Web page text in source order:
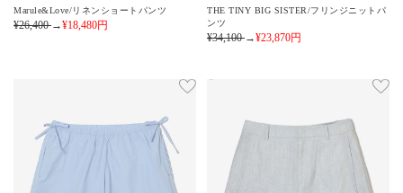
Marule&Love/リネンショートパンツ
¥26,400→¥18,480円
THE TINY BIG SISTER/フリンジニットパ
ンツ
¥34,100→¥23,870円